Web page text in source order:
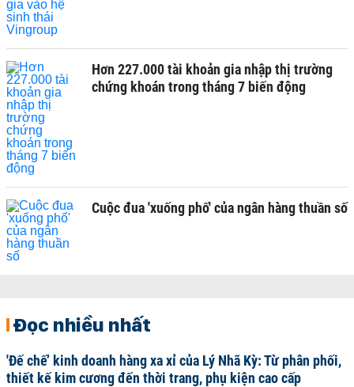
Hơn 227.000 tài khoản gia nhập thị trường
chứng khoán trong tháng 7 biến động
Cuộc đua 'xuống phố' của ngân hàng thuần số
Đọc nhiều nhất
'Đế chế’ kinh doanh hàng xa xỉ của Lý Nhã Kỳ: Từ phân phối,
thiết kế kim cương đến thời trang, phụ kiện cao cấp